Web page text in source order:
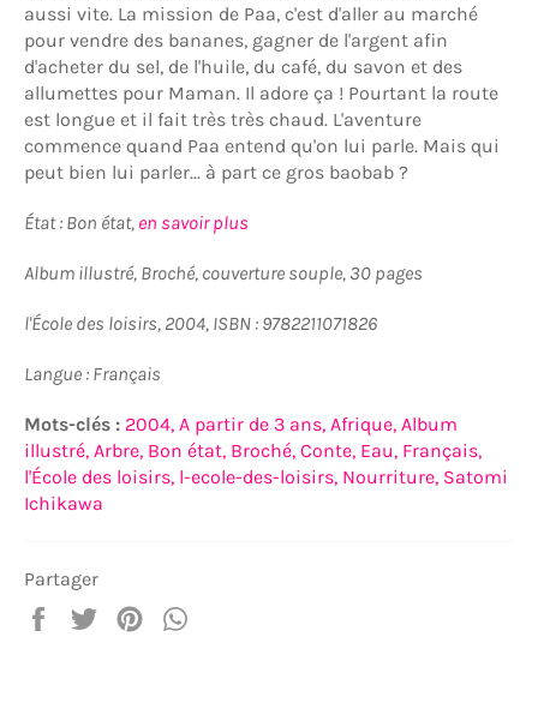
aussi vite. La mission de Paa, c'est d'aller au marché
pour vendre des bananes, gagner de l'argent afin
d'acheter du sel, de l'huile, du café, du savon et des
allumettes pour Maman. Il adore ça ! Pourtant la route
est longue et il fait très très chaud. L'aventure
commence quand Paa entend qu'on lui parle. Mais qui
peut bien lui parler... à part ce gros baobab ?
État : Bon état, en savoir plus
Album illustré, Broché, couverture souple, 30 pages
l'École des loisirs, 2004, ISBN : 9782211071826
Langue : Français
Mots-clés : 2004, A partir de 3 ans, Afrique, Album
illustré, Arbre, Bon état, Broché, Conte, Eau, Français,
l'École des loisirs, l-ecole-des-loisirs, Nourriture, Satomi
Ichikawa
Partager
PartagerTweeterÉpingler